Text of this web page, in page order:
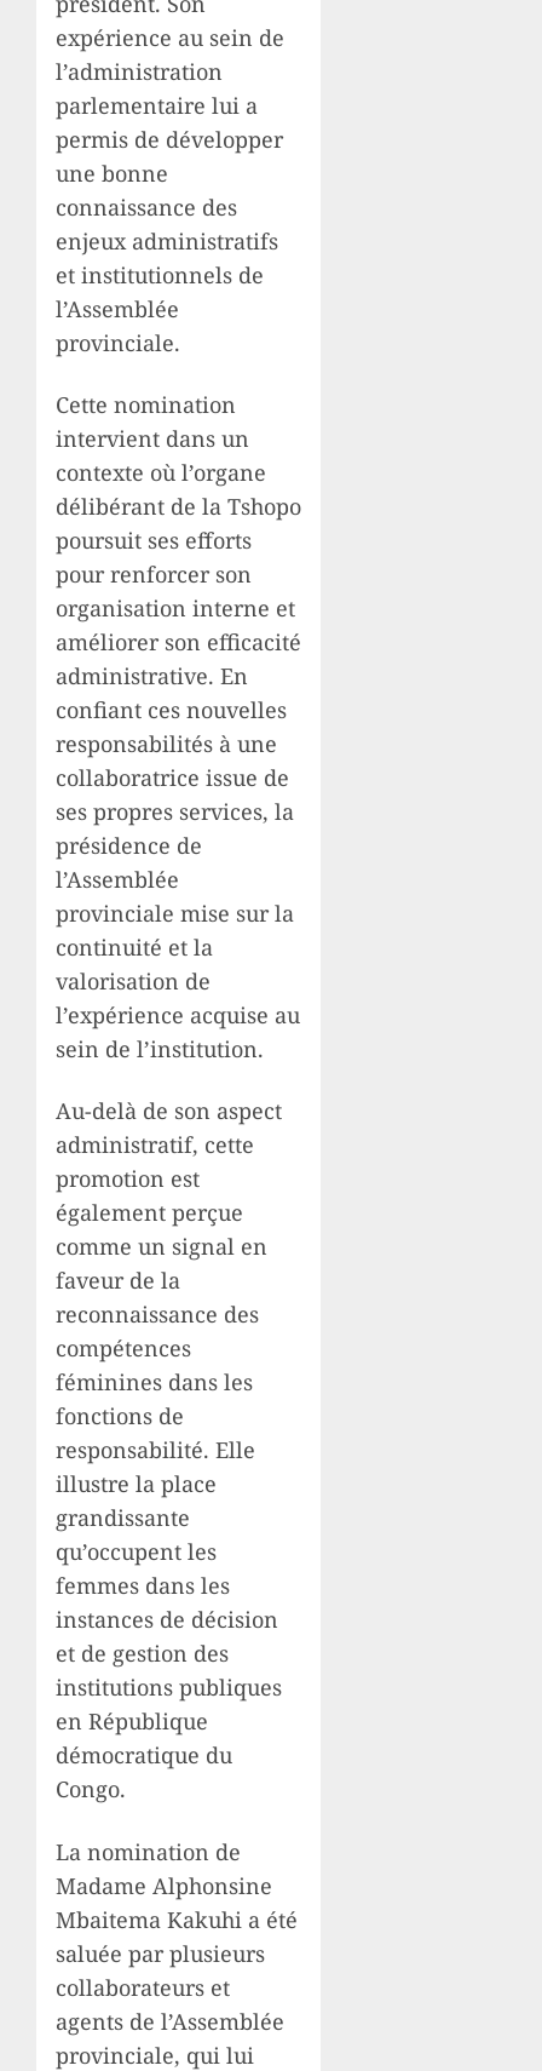
expérience au sein de
l’administration
parlementaire lui a
permis de développer
une bonne
connaissance des
enjeux administratifs
et institutionnels de
l’Assemblée
provinciale.
Cette nomination
intervient dans un
contexte où l’organe
délibérant de la Tshopo
poursuit ses efforts
pour renforcer son
organisation interne et
améliorer son efficacité
administrative. En
confiant ces nouvelles
responsabilités à une
collaboratrice issue de
ses propres services, la
présidence de
l’Assemblée
provinciale mise sur la
continuité et la
valorisation de
l’expérience acquise au
sein de l’institution.
Au-delà de son aspect
administratif, cette
promotion est
également perçue
comme un signal en
faveur de la
reconnaissance des
compétences
féminines dans les
fonctions de
responsabilité. Elle
illustre la place
grandissante
qu’occupent les
femmes dans les
instances de décision
et de gestion des
institutions publiques
en République
démocratique du
Congo.
La nomination de
Madame Alphonsine
Mbaitema Kakuhi a été
saluée par plusieurs
collaborateurs et
agents de l’Assemblée
provinciale, qui lui